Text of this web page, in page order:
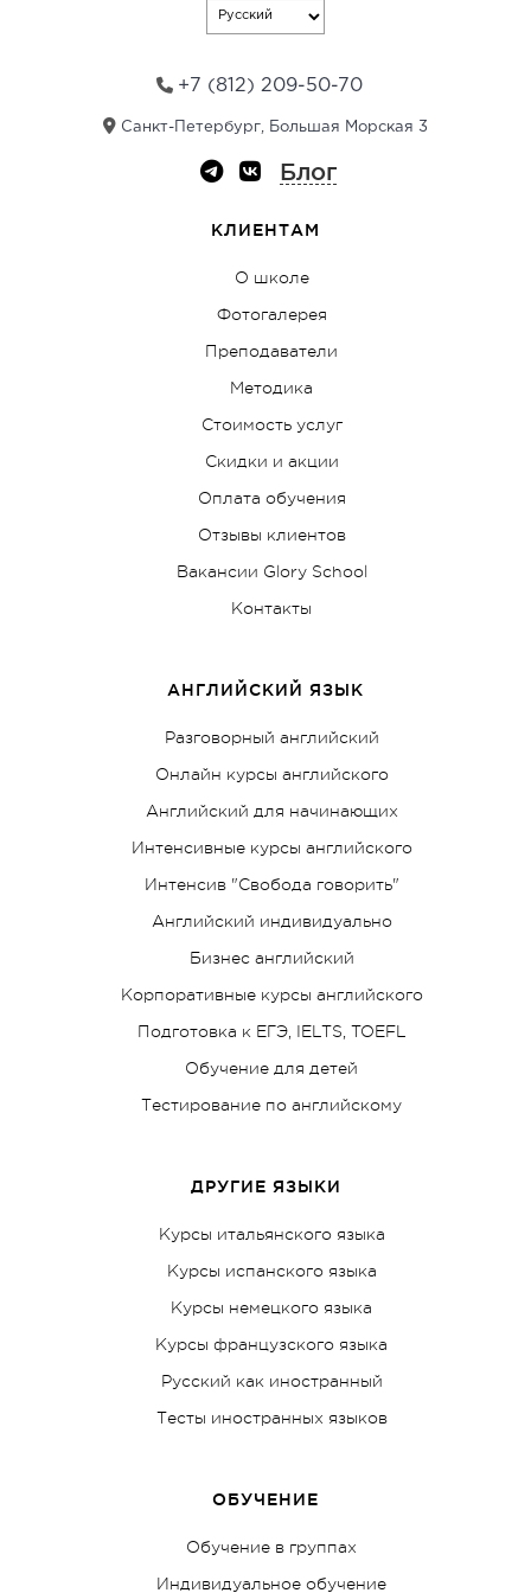
+7 (812) 209-50-70
Санкт-Петербург, Большая Морская 3
Блог
КЛИЕНТАМ
О школе
Фотогалерея
Преподаватели
Методика
Стоимость услуг
Скидки и акции
Оплата обучения
Отзывы клиентов
Вакансии Glory School
Контакты
АНГЛИЙСКИЙ ЯЗЫК
Разговорный английский
Онлайн курсы английского
Английский для начинающих
Интенсивные курсы английского
Интенсив "Свобода говорить"
Английский индивидуально
Бизнес английский
Корпоративные курсы английского
Подготовка к ЕГЭ, IELTS, TOEFL
Обучение для детей
Тестирование по английскому
ДРУГИЕ ЯЗЫКИ
Курсы итальянского языка
Курсы испанского языка
Курсы немецкого языка
Курсы французского языка
Русский как иностранный
Тесты иностранных языков
ОБУЧЕНИЕ
Обучение в группах
Индивидуальное обучение